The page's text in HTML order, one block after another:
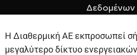
Δεδομένων
Η Διαθερμική ΑΕ εκπροσωπεί
μεγαλύτερο δίκτυο